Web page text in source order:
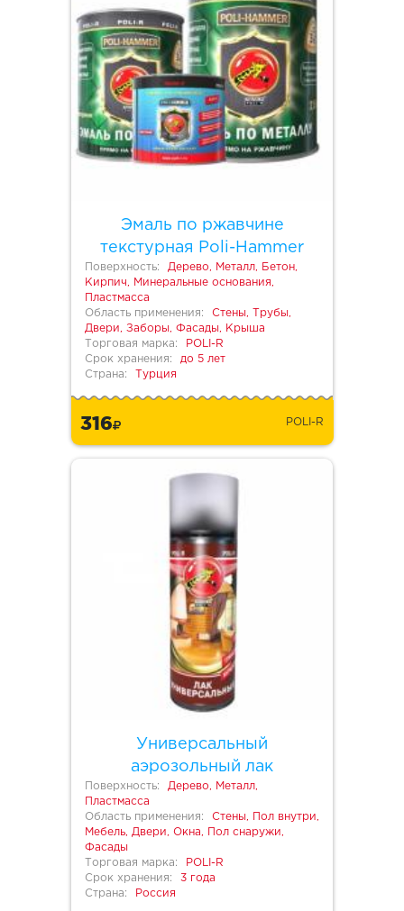
Эмаль по ржавчине
текстурная Poli-Hammer
Поверхность:
Дерево, Металл, Бетон,
Кирпич, Минеральные основания,
Пластмасса
Область применения:
Стены, Трубы,
Двери, Заборы, Фасады, Крыша
Торговая марка:
POLI-R
Срок хранения:
до 5 лет
Страна:
Турция
316 POLI-R
Универсальный
аэрозольный лак
Поверхность:
Дерево, Металл,
Пластмасса
Область применения:
Стены, Пол внутри,
Мебель, Двери, Окна, Пол снаружи,
Фасады
Торговая марка:
POLI-R
Срок хранения:
3 года
Страна:
Россия